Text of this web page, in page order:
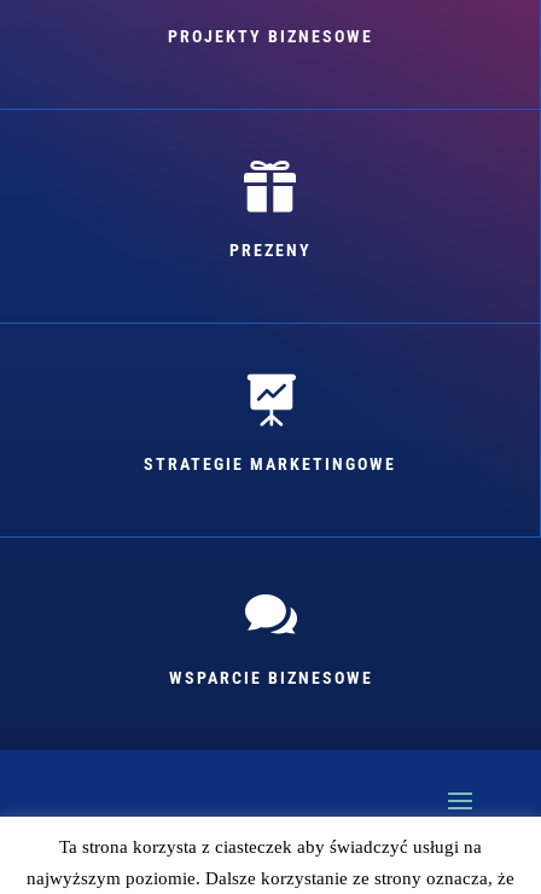
PROJEKTY BIZNESOWE

PREZENY

STRATEGIE MARKETINGOWE

WSPARCIE BIZNESOWE
Kopiowanie bez zgody autora zabronione (więc
Ta strona korzysta z ciasteczek aby świadczyć usługi na
najwyższym poziomie. Dalsze korzystanie ze strony oznacza, że